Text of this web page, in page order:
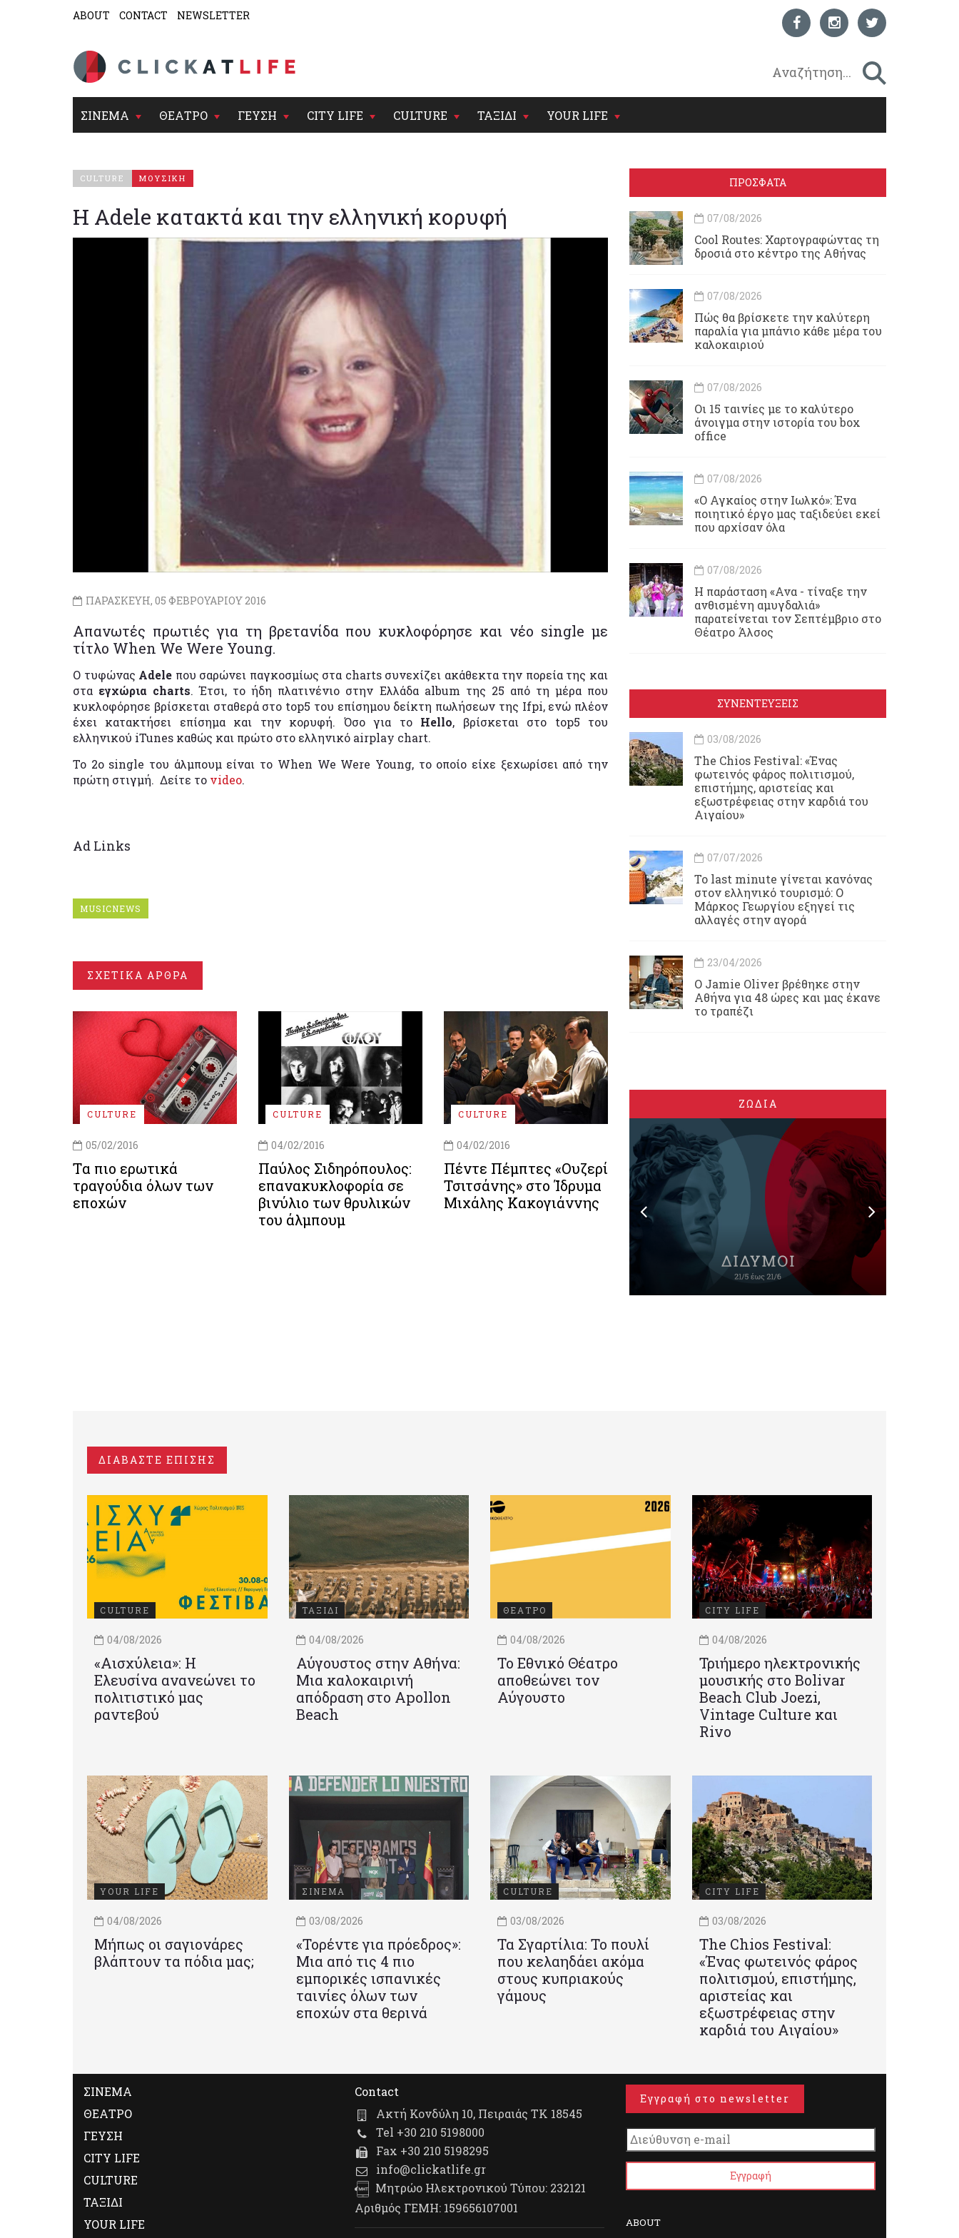
ABOUT CONTACT NEWSLETTER
ΣΙΝΕΜΑ ΘΕΑΤΡΟ ΓΕΥΣΗ CITY LIFE CULTURE ΤΑΞΙΔΙ YOUR LIFE
CULTURE ΜΟΥΣΙΚΗ
Η Adele κατακτά και την ελληνική κορυφή
ΠΑΡΑΣΚΕΥΗ, 05 ΦΕΒΡΟΥΑΡΙΟΥ 2016
Aπανωτές πρωτιές για τη βρετανίδα που κυκλοφόρησε και νέο single με
τίτλο When We Were Young.
Ο τυφώνας Adele που σαρώνει παγκοσμίως στα charts συνεχίζει ακάθεκτα την πορεία της και
στα εγχώρια charts. Έτσι, το ήδη πλατινένιο στην Ελλάδα album της 25 από τη μέρα που
κυκλοφόρησε βρίσκεται σταθερά στο top5 του επίσημου δείκτη πωλήσεων της Ifpi, ενώ πλέον
έχει κατακτήσει επίσημα και την κορυφή. Όσο για το Hello, βρίσκεται στο top5 του
ελληνικού iTunes καθώς και πρώτο στο ελληνικό airplay chart.
Το 2ο single του άλμπουμ είναι το When We Were Young, το οποίο είχε ξεχωρίσει από την
πρώτη στιγμή. Δείτε το video.
Ad Links
MUSICNEWS
ΣΧΕΤΙΚΑ ΑΡΘΡΑ
CULTURE
05/02/2016
Tα πιο ερωτικά
τραγούδια όλων των
εποχών
CULTURE
04/02/2016
Παύλος Σιδηρόπουλος:
επανακυκλοφορία σε
βινύλιο των θρυλικών
του άλμπουμ
CULTURE
04/02/2016
Πέντε Πέμπτες «Ουζερί
Τσιτσάνης» στο Ίδρυμα
Μιχάλης Κακογιάννης
ΠΡΟΣΦΑΤΑ
07/08/2026
Cool Routes: Χαρτογραφώντας τη
δροσιά στο κέντρο της Αθήνας
07/08/2026
Πώς θα βρίσκετε την καλύτερη
παραλία για μπάνιο κάθε μέρα του
καλοκαιριού
07/08/2026
Οι 15 ταινίες με το καλύτερο
άνοιγμα στην ιστορία του box
office
07/08/2026
«Ο Αγκαίος στην Ιωλκό»: Ένα
ποιητικό έργο μας ταξιδεύει εκεί
που αρχίσαν όλα
07/08/2026
Η παράσταση «Ανα - τίναξε την
ανθισμένη αμυγδαλιά»
παρατείνεται τον Σεπτέμβριο στο
Θέατρο Άλσος
ΣΥΝΕΝΤΕΥΞΕΙΣ
03/08/2026
Τhe Chios Festival: «Ένας
φωτεινός φάρος πολιτισμού,
επιστήμης, αριστείας και
εξωστρέφειας στην καρδιά του
Αιγαίου»
07/07/2026
Το last minute γίνεται κανόνας
στον ελληνικό τουρισμό: Ο
Μάρκος Γεωργίου εξηγεί τις
αλλαγές στην αγορά
23/04/2026
Ο Jamie Oliver βρέθηκε στην
Αθήνα για 48 ώρες και μας έκανε
το τραπέζι
ΖΩΔΙΑ
ΔΙΑΒΑΣΤΕ ΕΠΙΣΗΣ
CULTURE
04/08/2026
«Αισχύλεια»: Η
Ελευσίνα ανανεώνει το
πολιτιστικό μας
ραντεβού
ΤΑΞΙΔΙ
04/08/2026
Αύγουστος στην Αθήνα:
Μια καλοκαιρινή
απόδραση στο Apollon
Beach
ΘΕΑΤΡΟ
04/08/2026
Το Εθνικό Θέατρο
αποθεώνει τον
Αύγουστο
CITY LIFE
04/08/2026
Τριήμερο ηλεκτρονικής
μουσικής στο Bolivar
Beach Club Joezi,
Vintage Culture και
Rivo
YOUR LIFE
04/08/2026
Μήπως οι σαγιονάρες
βλάπτουν τα πόδια μας;
ΣΙΝΕΜΑ
03/08/2026
«Τορέντε για πρόεδρος»:
Mια από τις 4 πιο
εμπορικές ισπανικές
ταινίες όλων των
εποχών στα θερινά
CULTURE
03/08/2026
Τα Σγαρτίλια: Το πουλί
που κελαηδάει ακόμα
στους κυπριακούς
γάμους
CITY LIFE
03/08/2026
Τhe Chios Festival:
«Ένας φωτεινός φάρος
πολιτισμού, επιστήμης,
αριστείας και
εξωστρέφειας στην
καρδιά του Αιγαίου»
ΣΙΝΕΜΑ
ΘΕΑΤΡΟ
ΓΕΥΣΗ
CITY LIFE
CULTURE
ΤΑΞΙΔΙ
YOUR LIFE
Contact
Ακτή Κονδύλη 10, Πειραιάς ΤΚ 18545
Tel +30 210 5198000
Fax +30 210 5198295
info@clickatlife.gr
Μητρώο Ηλεκτρονικού Τύπου: 232121
Αριθμός ΓΕΜΗ: 159656107001
Εγγραφή στο newsletter
ABOUT